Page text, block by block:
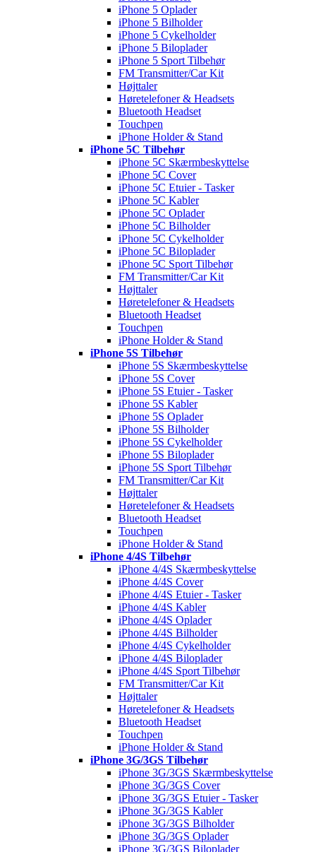
iPhone 5 Oplader
iPhone 5 Bilholder
iPhone 5 Cykelholder
iPhone 5 Biloplader
iPhone 5 Sport Tilbehør
FM Transmitter/Car Kit
Højttaler
Høretelefoner & Headsets
Bluetooth Headset
Touchpen
iPhone Holder & Stand
iPhone 5C Tilbehør
iPhone 5C Skærmbeskyttelse
iPhone 5C Cover
iPhone 5C Etuier - Tasker
iPhone 5C Kabler
iPhone 5C Oplader
iPhone 5C Bilholder
iPhone 5C Cykelholder
iPhone 5C Biloplader
iPhone 5C Sport Tilbehør
FM Transmitter/Car Kit
Højttaler
Høretelefoner & Headsets
Bluetooth Headset
Touchpen
iPhone Holder & Stand
iPhone 5S Tilbehør
iPhone 5S Skærmbeskyttelse
iPhone 5S Cover
iPhone 5S Etuier - Tasker
iPhone 5S Kabler
iPhone 5S Oplader
iPhone 5S Bilholder
iPhone 5S Cykelholder
iPhone 5S Biloplader
iPhone 5S Sport Tilbehør
FM Transmitter/Car Kit
Højttaler
Høretelefoner & Headsets
Bluetooth Headset
Touchpen
iPhone Holder & Stand
iPhone 4/4S Tilbehør
iPhone 4/4S Skærmbeskyttelse
iPhone 4/4S Cover
iPhone 4/4S Etuier - Tasker
iPhone 4/4S Kabler
iPhone 4/4S Oplader
iPhone 4/4S Bilholder
iPhone 4/4S Cykelholder
iPhone 4/4S Biloplader
iPhone 4/4S Sport Tilbehør
FM Transmitter/Car Kit
Højttaler
Høretelefoner & Headsets
Bluetooth Headset
Touchpen
iPhone Holder & Stand
iPhone 3G/3GS Tilbehør
iPhone 3G/3GS Skærmbeskyttelse
iPhone 3G/3GS Cover
iPhone 3G/3GS Etuier - Tasker
iPhone 3G/3GS Kabler
iPhone 3G/3GS Bilholder
iPhone 3G/3GS Oplader
iPhone 3G/3GS Biloplader